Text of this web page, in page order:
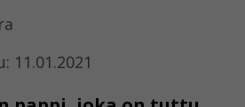
11.01.2021